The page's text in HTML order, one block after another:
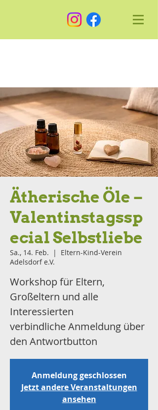
Ätherische Öle –
Valentinstagssp
ecial Selbstliebe
Sa., 14. Feb.
  |
Eltern-Kind-Verein
Adelsdorf e.V.
Workshop für Eltern,
Großeltern und alle
Interessierten
verbindliche Anmeldung über
den Antwortbutton
Anmeldung geschlossen
Jetzt andere Veranstaltungen
ansehen